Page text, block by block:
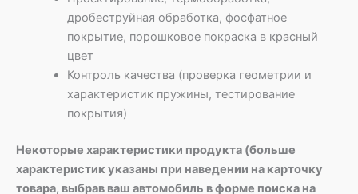
дробеструйная обработка, фосфатное
покрытие, порошковое покраска в красный
цвет
Контроль качества (проверка геометрии и
характеристик пружины, тестирование
покрытия)
Некоторые характеристики продукта (больше
характеристик указаны при наведении на карточку
товара, выбрав ваш автомобиль в форме поиска на